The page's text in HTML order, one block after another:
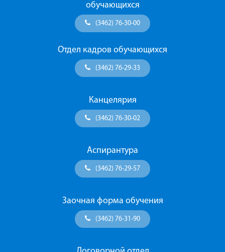
обучающихся
(3462) 76-30-00
Отдел кадров обучающихся
(3462) 76-29-33
Канцелярия
(3462) 76-30-02
Аспирантура
(3462) 76-29-57
Заочная форма обучения
(3462) 76-31-90